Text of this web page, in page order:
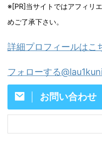
※[PR]当サイトではアフィリ
めご了承下さい。
詳細プロフィールはこ
フォローする@lau1kuni
お問い合わせ